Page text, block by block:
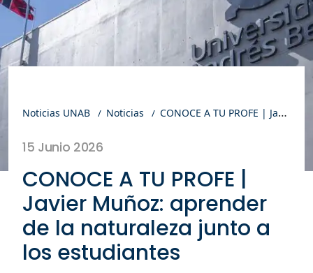
Noticias UNAB Noticias CONOCE A TU PROFE | Javier Muñoz: aprender de la naturaleza junto a los estudiantes
15 Junio 2026
CONOCE A TU PROFE |
Javier Muñoz: aprender
de la naturaleza junto a
los estudiantes